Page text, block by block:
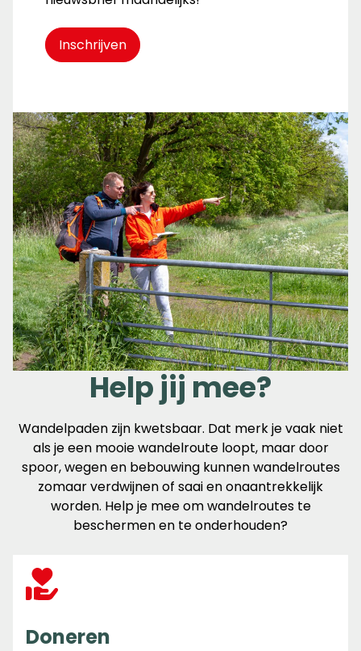
Inschrijven
Help jij mee?
Wandelpaden zijn kwetsbaar. Dat merk je vaak niet
als je een mooie wandelroute loopt, maar door
spoor, wegen en bebouwing kunnen wandelroutes
zomaar verdwijnen of saai en onaantrekkelijk
worden. Help je mee om wandelroutes te
beschermen en te onderhouden?
Doneren